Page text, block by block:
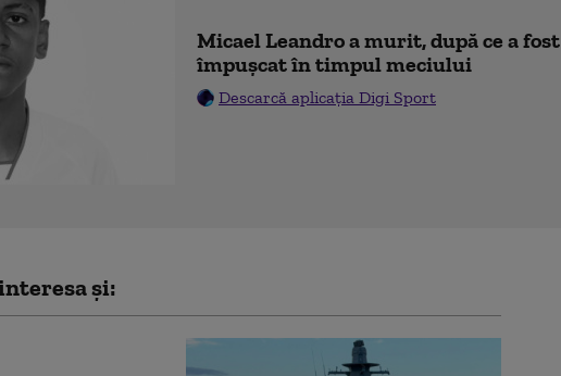
Micael Leandro a murit, după ce a fost
împușcat în timpul meciului
Descarcă aplicația Digi Sport
și: